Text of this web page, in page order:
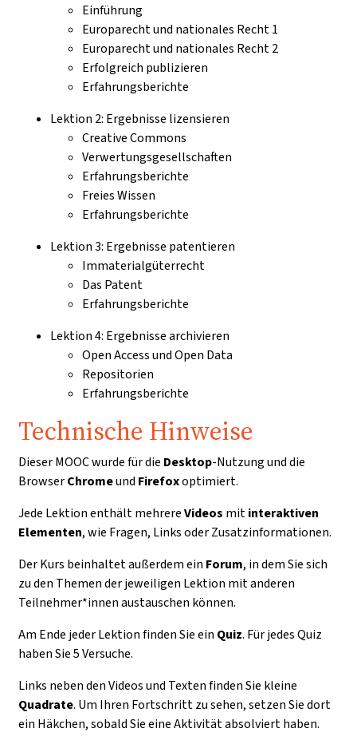
Einführung
Europarecht und nationales Recht 1
Europarecht und nationales Recht 2
Erfolgreich publizieren
Erfahrungsberichte
Lektion 2: Ergebnisse lizensieren
Creative Commons
Verwertungsgesellschaften
Erfahrungsberichte
Freies Wissen
Erfahrungsberichte
Lektion 3: Ergebnisse patentieren
Immaterialgüterrecht
Das Patent
Erfahrungsberichte
Lektion 4: Ergebnisse archivieren
Open Access und Open Data
Repositorien
Erfahrungsberichte
Technische Hinweise
Dieser MOOC wurde für die Desktop-Nutzung und die
BrowserChromeund Firefoxoptimiert.
Jede Lektion enthält mehrereVideos mitinteraktiven
Elementen, wie Fragen, Links oder Zusatzinformationen.
Der Kurs beinhaltet außerdem ein Forum, in dem Sie sich
zu den Themen der jeweiligen Lektion mit anderen
Teilnehmer*innen austauschen können.
Am Ende jeder Lektion finden Sie ein Quiz. Für jedes Quiz
haben Sie 5 Versuche.
Links neben den Videos und Texten finden Sie kleine
Quadrate. Um Ihren Fortschritt zu sehen, setzen Sie dort
ein Häkchen, sobald Sie eine Aktivität absolviert haben.